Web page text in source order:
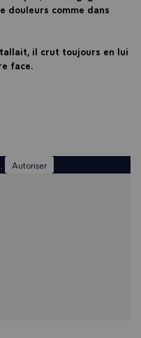
douleurs comme dans
il crut toujours en lui
face.
Autoriser